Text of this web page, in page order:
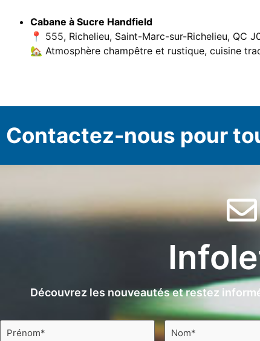
Cabane à Sucre Handfield
📍 555, Richelieu, Saint-Marc-sur-Richelieu, QC
🏡 Atmosphère champêtre et rustique, cuisine
Contactez-nous pour
Découvrez les nouveautés et restez
Prénom Nom